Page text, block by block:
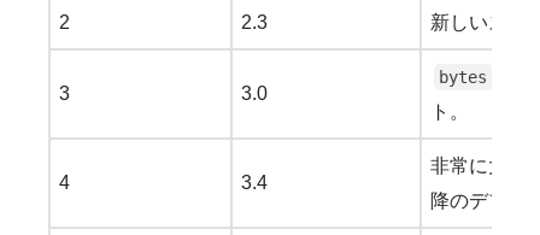
2 2.3 新しいスタ
3 3.0
bytes
ト。
4 3.4
非常に大き
降のデフォ